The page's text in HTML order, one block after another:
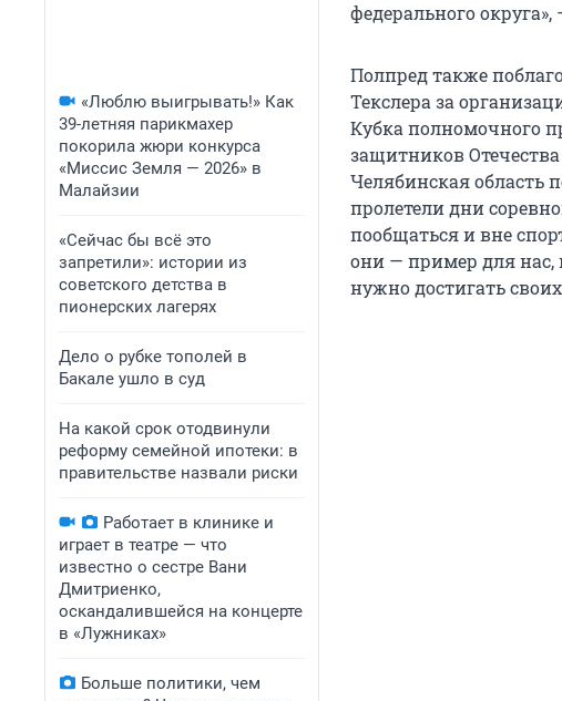
«Люблю выигрывать!» Как
39-летняя парикмахер
покорила жюри конкурса
«Миссис Земля — 2026» в
Малайзии
«Сейчас бы всё это
запретили»: истории из
советского детства в
пионерских лагерях
Дело о рубке тополей в
Бакале ушло в суд
На какой срок отодвинули
реформу семейной ипотеки: в
правительстве назвали риски
Работает в клинике и
играет в театре — что
известно о сестре Вани
Дмитриенко,
оскандалившейся на концерте
в «Лужниках»
Больше политики, чем
федерального
Полпред также
Текслера за
Кубка полномочного
защитников
Челябинская область
пролетели дни
пообщаться и вне
они — пример для нас,
нужно достигать